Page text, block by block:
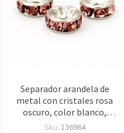
Separador arandela de
metal con cristales rosa
oscuro, color blanco,
8x3,5 mm, agujero 1,5
Sku: 136964